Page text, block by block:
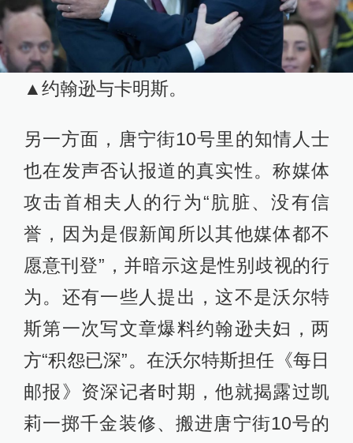
▲约翰逊与卡明斯。
另一方面，唐宁街10号里的知情人士
也在发声否认报道的真实性。称媒体
攻击首相夫人的行为“肮脏、没有信
誉，因为是假新闻所以其他媒体都不
愿意刊登”，并暗示这是性别歧视的行
为。还有一些人提出，这不是沃尔特
斯第一次写文章爆料约翰逊夫妇，两
方“积怨已深”。在沃尔特斯担任《每日
邮报》资深记者时期，他就揭露过凯
莉一掷千金装修、搬进唐宁街10号的